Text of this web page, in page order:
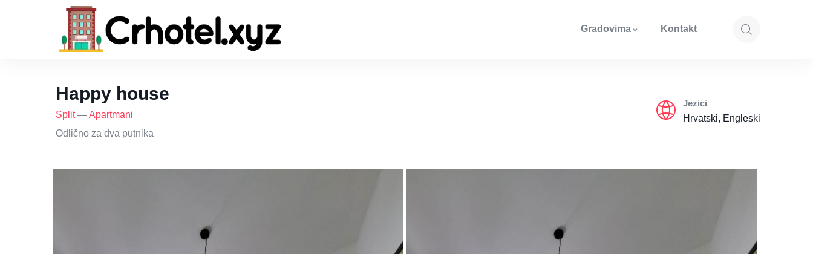
Gradovima Kontakt
Happy house
Split—Apartmani
Odlično za dva putnika
Jezici
Hrvatski, Engleski